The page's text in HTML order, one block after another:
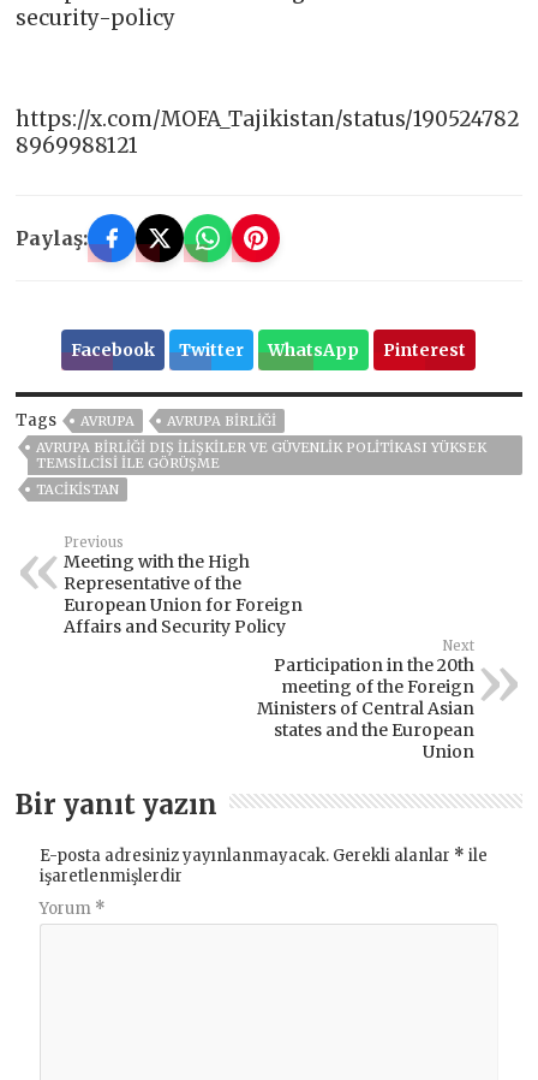
security-policy
https://x.com/MOFA_Tajikistan/status/190524782
8969988121
Paylaş:
Facebook Twitter WhatsApp Pinterest
Tags AVRUPA
AVRUPA BIRLIĞI
AVRUPA BIRLIĞI DIŞ İLIŞKILER VE GÜVENLIK POLITIKASI YÜKSEK
TEMSILCISI ILE GÖRÜŞME
TACİKİSTAN
Previous
Meeting with the High
Representative of the
European Union for Foreign
Affairs and Security Policy
Next
Participation in the 20th
meeting of the Foreign
Ministers of Central Asian
states and the European
Union
Bir yanıt yazın
E-posta adresiniz yayınlanmayacak. Gerekli alanlar * ile
işaretlenmişlerdir
Yorum *